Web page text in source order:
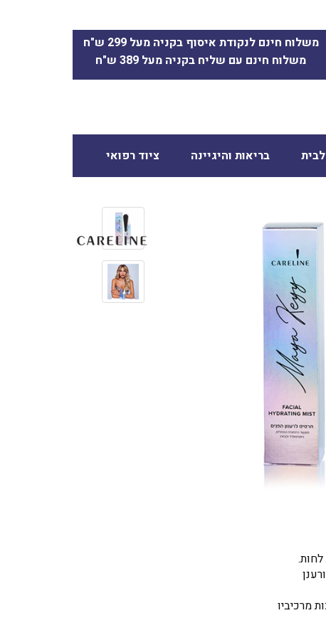
משלוח חינם לנקודת איסוף בקניה מעל 299 ש"ח
משלוח חינם עם שליח בקניה מעל 389 ש"ח
לבית בריאות והיגיינה ציוד רפואי